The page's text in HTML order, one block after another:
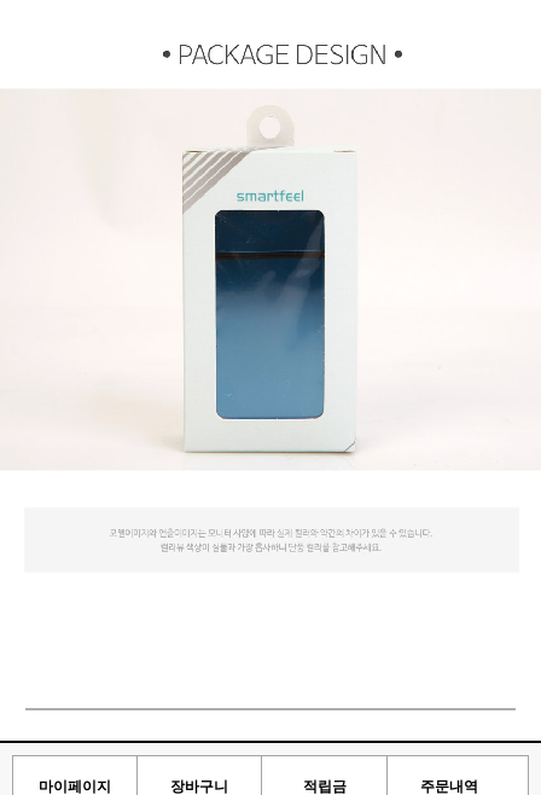
마이페이지 장바구니 적립금 주문내역